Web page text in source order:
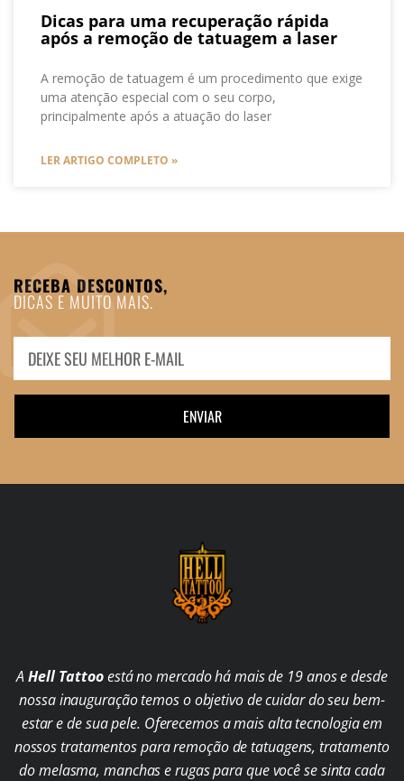
Dicas para uma recuperação rápida
após a remoção de tatuagem a laser
A remoção de tatuagem é um procedimento que exige
uma atenção especial com o seu corpo,
principalmente após a atuação do laser
LER ARTIGO COMPLETO »
RECEBA DESCONTOS,
DICAS E MUITO MAIS.
ENVIAR
AHell Tattooestá no mercado há mais de 19 anos e desde
nossa inauguração temos o objetivo de cuidar do seu bem-
estar e de sua pele. Oferecemos a mais alta tecnologia em
nossos tratamentos para remoção de tatuagens, tratamento
do melasma, manchas e rugas para que você se sinta cada